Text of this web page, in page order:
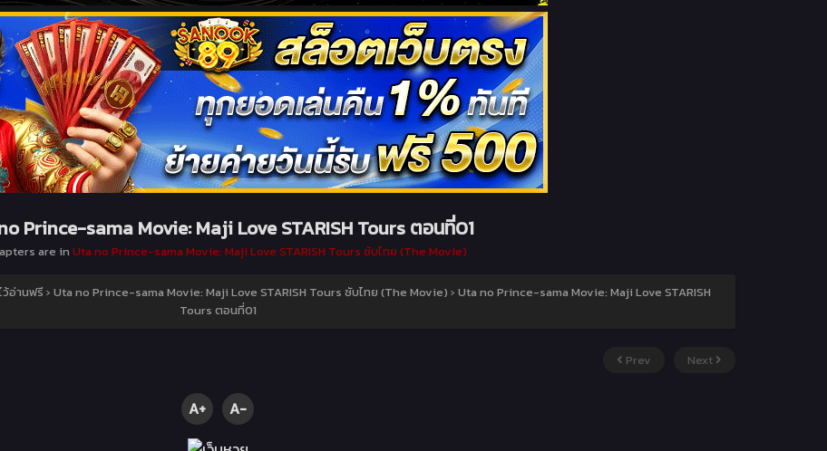
Prince-sama Movie: Maji Love STARISH Tours ตอนที่01
are in Uta no Prince-sama Movie: Maji Love STARISH Tours ซับไทย (The Movie)
อ่านฟรี › Uta no Prince-sama Movie: Maji Love STARISH Tours ซับไทย (The Movie) › Uta no Prince-sama Movie: Maji Love STARISH
Tours ตอนที่01
Prev Next
A+ A-